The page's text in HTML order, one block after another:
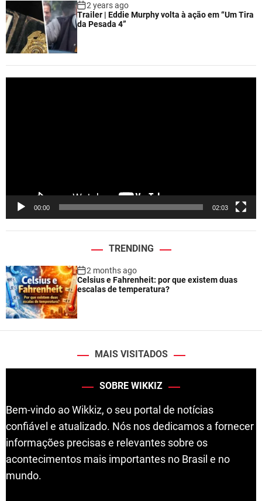
2 years ago
Trailer | Eddie Murphy volta à ação em “Um Tira
da Pesada 4”
00:00 02:03
TRENDING
2 months ago
Celsius e Fahrenheit: por que existem duas
escalas de temperatura?
MAIS VISITADOS
SOBRE WIKKIZ
Bem-vindo ao Wikkiz, o seu portal de notícias
confiável e atualizado. Nós nos dedicamos a fornecer
informações precisas e relevantes sobre os
acontecimentos mais importantes no Brasil e no
mundo.